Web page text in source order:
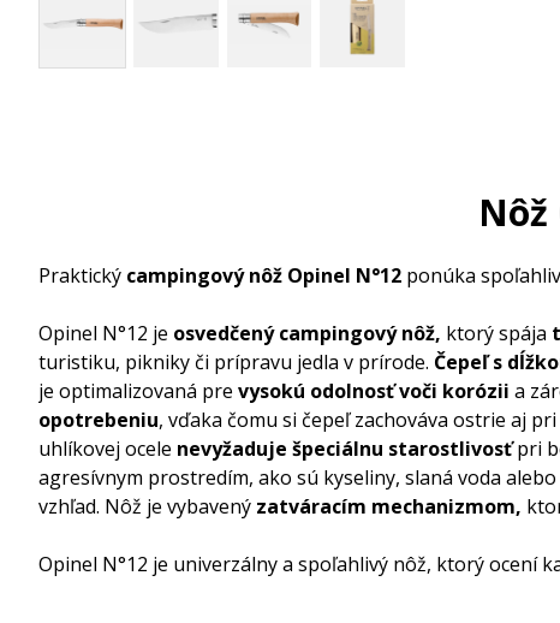
Nôž
Praktický campingový nôž Opinel N°12 ponúka
Opinel N°12 je osvedčený campingový nôž, ktorý spája
turistiku, pikniky či prípravu jedla v prírode. Čepeľ s
je optimalizovaná pre vysokú odolnosťvoči korózii a
opotrebeniu, vďaka čomu si čepeľ zachováva ostrie aj
uhlíkovej ocele nevyžaduje špeciálnu starostlivosťpri
agresívnym prostredím, ako sú kyseliny, slaná voda
vzhľad. Nôž je vybavený zatváracím mechanizmom,
Opinel N°12 je univerzálny a spoľahlivý nôž, ktorý ocení